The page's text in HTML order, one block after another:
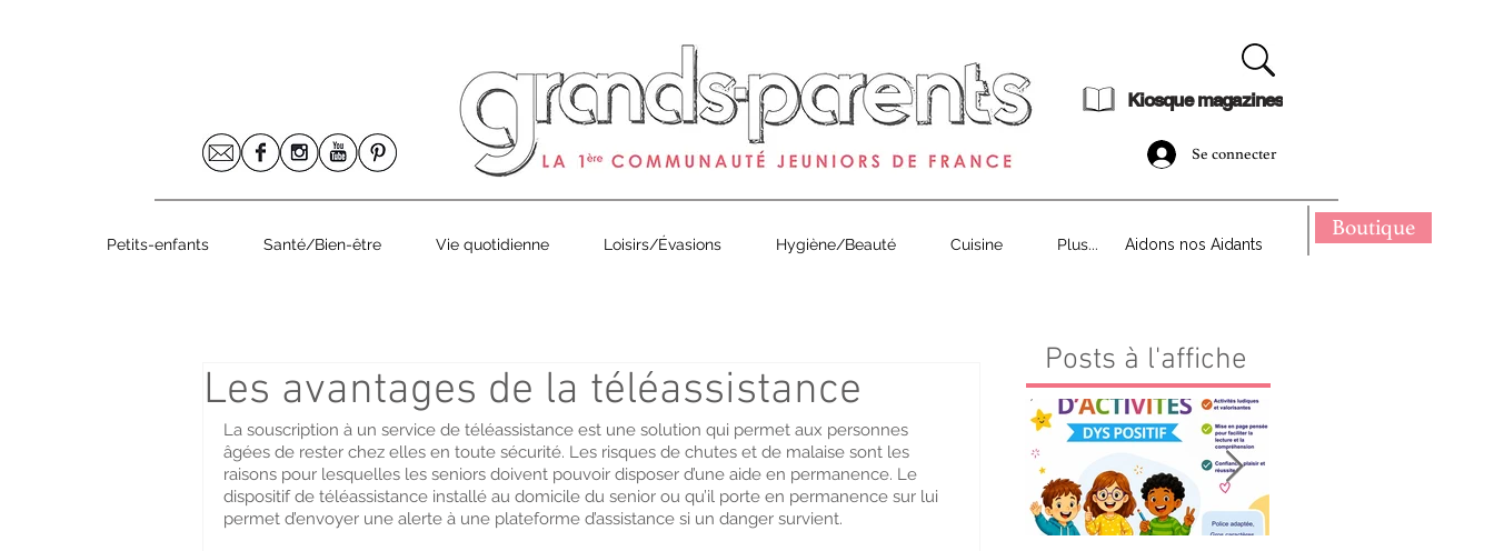
Kiosque magazines
Se connecter
Petits-enfants Santé/Bien-être Vie quotidienne Loisirs/Évasions Hygiène/Beauté Cuisine Plus...
Boutique
Aidons nos Aidants
Les avantages de la téléassistance
La souscription à un service de téléassistance est une solution qui permet aux personnes
âgées de rester chez elles en toute sécurité. Les risques de chutes et de malaise sont les
raisons pour lesquelles les seniors doivent pouvoir disposer d’une aide en permanence. Le
dispositif de téléassistance installé au domicile du senior ou qu’il porte en permanence sur lui
permet d’envoyer une alerte à une plateforme d’assistance si un danger survient.
Posts à l'affiche